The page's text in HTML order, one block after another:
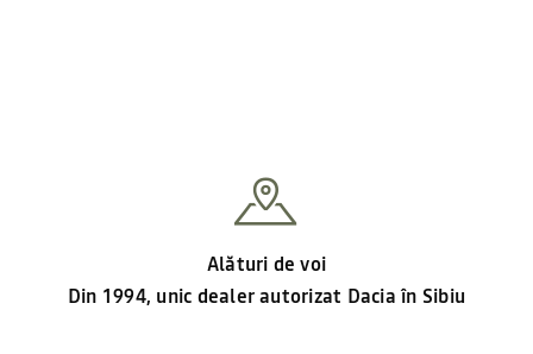
Alături de voi
Din 1994, unic dealer autorizat Dacia în Sibiu